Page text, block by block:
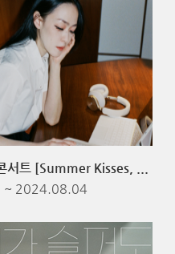
~ 2024.08.04